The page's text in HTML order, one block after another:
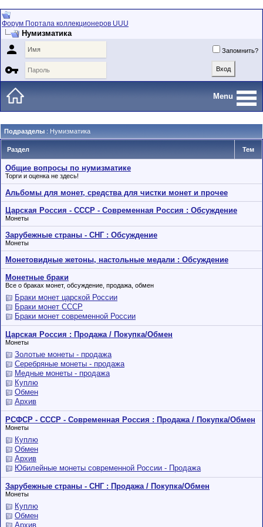
Форум Портала коллекционеров UUU
Нумизматика
 Запомнить?

Menu
Подразделы : Нумизматика
Раздел Тем
Общие вопросы по нумизматике
Торги и оценка не здесь!
Альбомы для монет, средства для чистки монет и прочее
Царская Россия - СССР - Современная Россия : Обсуждение
Монеты
Зарубежные страны - СНГ : Обсуждение
Монеты
Монетовидные жетоны, настольные медали : Обсуждение
Монетные браки
Все о браках монет, обсуждение, продажа, обмен
Браки монет царской России
Браки монет СССР
Браки монет современной России
Царская Россия : Продажа / Покупка/Обмен
Монеты
Золотые монеты - продажа
Серебряные монеты - продажа
Медные монеты - продажа
Куплю
Обмен
Архив
РСФСР - СССР - Современная Россия : Продажа / Покупка/Обмен
Монеты
Куплю
Обмен
Архив
Юбилейные монеты современной России - Продажа
Зарубежные страны - СНГ : Продажа / Покупка/Обмен
Монеты
Куплю
Обмен
Архив